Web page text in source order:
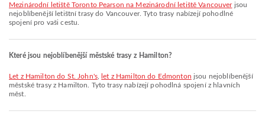
Mezinárodní letiště Toronto Pearson na Mezinárodní letiště Vancouverjsou
nejoblíbenější letištní trasy do Vancouver. Tyto trasy nabízejí pohodlné
spojení pro vaši cestu.
Které jsou nejoblíbenější městské trasy z Hamilton?
let z Hamilton do St. John's, let z Hamilton do Edmonton jsou nejoblíbenější
městské trasy z Hamilton. Tyto trasy nabízejí pohodlná spojení z hlavních
měst.